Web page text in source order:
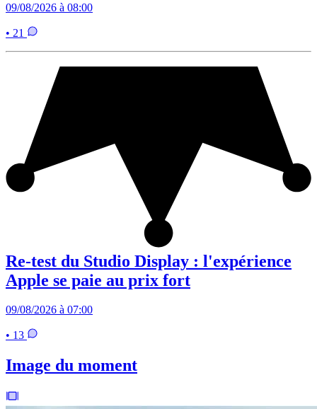
09/08/2026 à 08:00
• 21
Re-test du Studio Display : l'expérience
Apple se paie au prix fort
09/08/2026 à 07:00
• 13
Image du moment